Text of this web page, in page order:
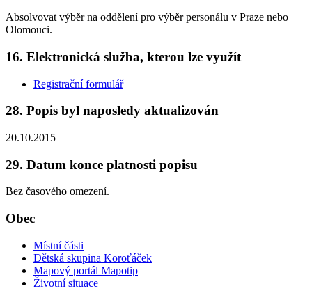
Absolvovat výběr na oddělení pro výběr personálu v Praze nebo
Olomouci.
16. Elektronická služba, kterou lze využít
Registrační formulář
28. Popis byl naposledy aktualizován
20.10.2015
29. Datum konce platnosti popisu
Bez časového omezení.
Obec
Místní části
Dětská skupina Koroťáček
Mapový portál Mapotip
Životní situace